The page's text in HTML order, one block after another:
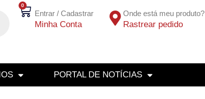
0
Entrar / Cadastrar
Minha Conta
Onde está meu produto?
Rastrear pedido
PORTAL DE NOTÍCIAS